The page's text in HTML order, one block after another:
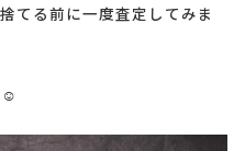
てる前に一度査定してみま
☺